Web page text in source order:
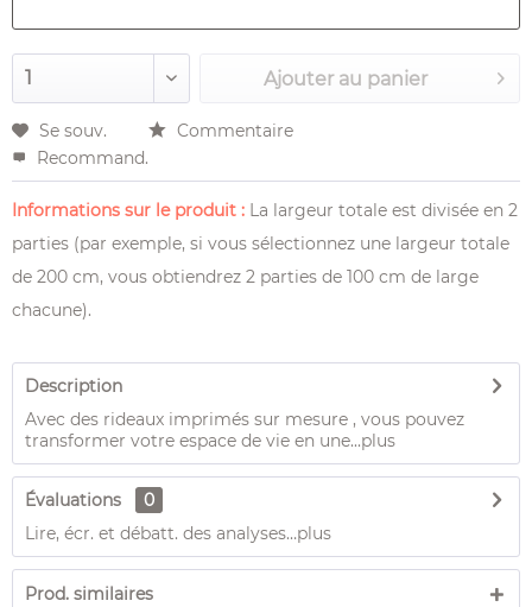
Ajouter au panier
Se souv.
Commentaire
Recommand.
Informations sur le produit : La largeur totale est divisée en 2
parties (par exemple, si vous sélectionnez une largeur totale
de 200 cm, vous obtiendrez 2 parties de 100 cm de large
chacune).
Description
Avec des rideaux imprimés sur mesure , vous pouvez
transformer votre espace de vie en une...plus
Évaluations
0
Lire, écr. et débatt. des analyses…plus
Prod. similaires